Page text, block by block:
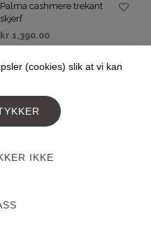
Palma cashmere trekant
skjerf
kr 1,390.00
(cookies) slik at vi kan
IKKE